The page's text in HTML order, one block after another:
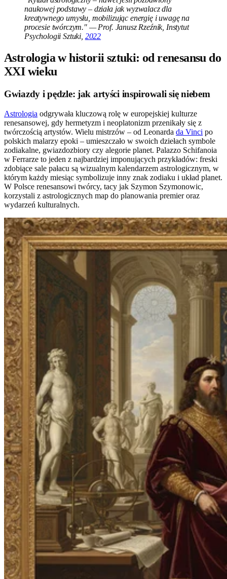
naukowej podstawy – działa jak wyzwalacz dla
kreatywnego umysłu, mobilizując energię i uwagę na
procesie twórczym." — Prof. Janusz Rzeźnik, Instytut
Psychologii Sztuki, 2022
Astrologia w historii sztuki: od renesansu do
XXI wieku
Gwiazdy i pędzle: jak artyści inspirowali się niebem
Astrologia odgrywała kluczową rolę w europejskiej kulturze
renesansowej, gdy hermetyzm i neoplatonizm przenikały się z
twórczością artystów. Wielu mistrzów – od Leonarda da Vinci po
polskich malarzy epoki – umieszczało w swoich dziełach symbole
zodiakalne, gwiazdozbiory czy alegorie planet. Palazzo Schifanoia
w Ferrarze to jeden z najbardziej imponujących przykładów: freski
zdobiące sale pałacu są wizualnym kalendarzem astrologicznym, w
którym każdy miesiąc symbolizuje inny znak zodiaku i układ planet.
W Polsce renesansowi twórcy, tacy jak Szymon Szymonowic,
korzystali z astrologicznych map do planowania premier oraz
wydarzeń kulturalnych.